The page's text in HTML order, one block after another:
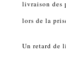
livraison des
lors de la
Un retard de